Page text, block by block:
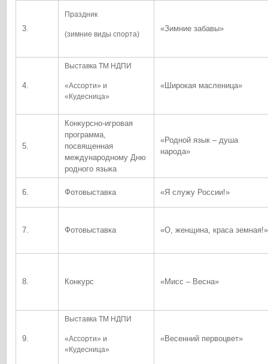
3.
Праздник
(зимние виды спорта)
«Зимние забавы»
4.
Выставка ТМ НДПИ
«Ассорти» и
«Кудесница»
«Широкая масленица»
5.
Конкурсно-игровая
программа,
посвященная
международному Дню
родного языка
«Родной язык – душа
народа»
6. Фотовыставка «Я служу России!»
7. Фотовыставка «О, женщина, краса земная!»
8. Конкурс «Мисс – Весна»
9.
Выставка ТМ НДПИ
«Ассорти» и
«Кудесница»
«Весенний первоцвет»